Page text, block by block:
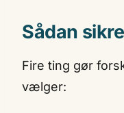
Sådan
Fire ting gør
vælger: